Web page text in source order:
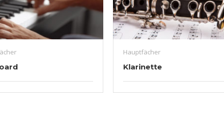
Hauptfächer
Klarinette